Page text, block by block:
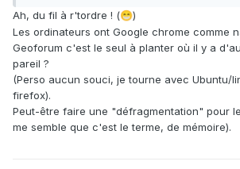
j'y comprends plus rien.
Ah, du fil à r'tordre ! (😁)
Les ordinateurs ont Google chrome comme
Geoforum c'est le seul à planter où il y a
pareil ?
(Perso aucun souci, je tourne avec Ubuntu/
firefox).
Peut-être faire une "défragmentation" pour
me semble que c'est le terme, de mémoire).